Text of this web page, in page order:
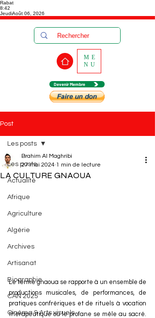
Rabat
8:42
JeudiAoût 06, 2026
Devenir Membre
ME
NU
Post
Les posts
Actualité
Afrique
Agriculture
Algérie
Archives
Artisanat
Biographie
CAN 2025
Cinéma & Arts visuels
Les posts
LA CULTURE GNAOUA
Brahim Al Maghribi
27 mai 2024 1 min de lecture
Le terme gnaoua se rapporte à un ensemble de
productions musicales, de performances, de
pratiques confrériques et de rituels à vocation
thérapeutique où le profane se mêle au sacré.